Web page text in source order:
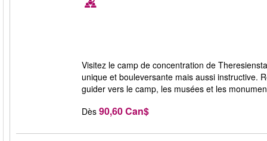
Visitez le camp de concentration de
unique et bouleversante mais aussi instructive.
guider vers le camp, les musées et les
Dès 90,60 Can$